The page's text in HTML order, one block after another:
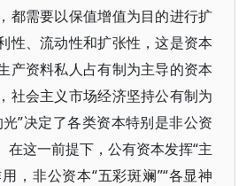
都需要以保值增值为目的进行扩
性、流动性和扩张性，这是资本
产资料私人占有制为主导的资本
社会主义市场经济坚持公有制为
”决定了各类资本特别是非公资
在这一前提下，公有资本发挥“主
，非公资本“五彩斑斓”“各显神